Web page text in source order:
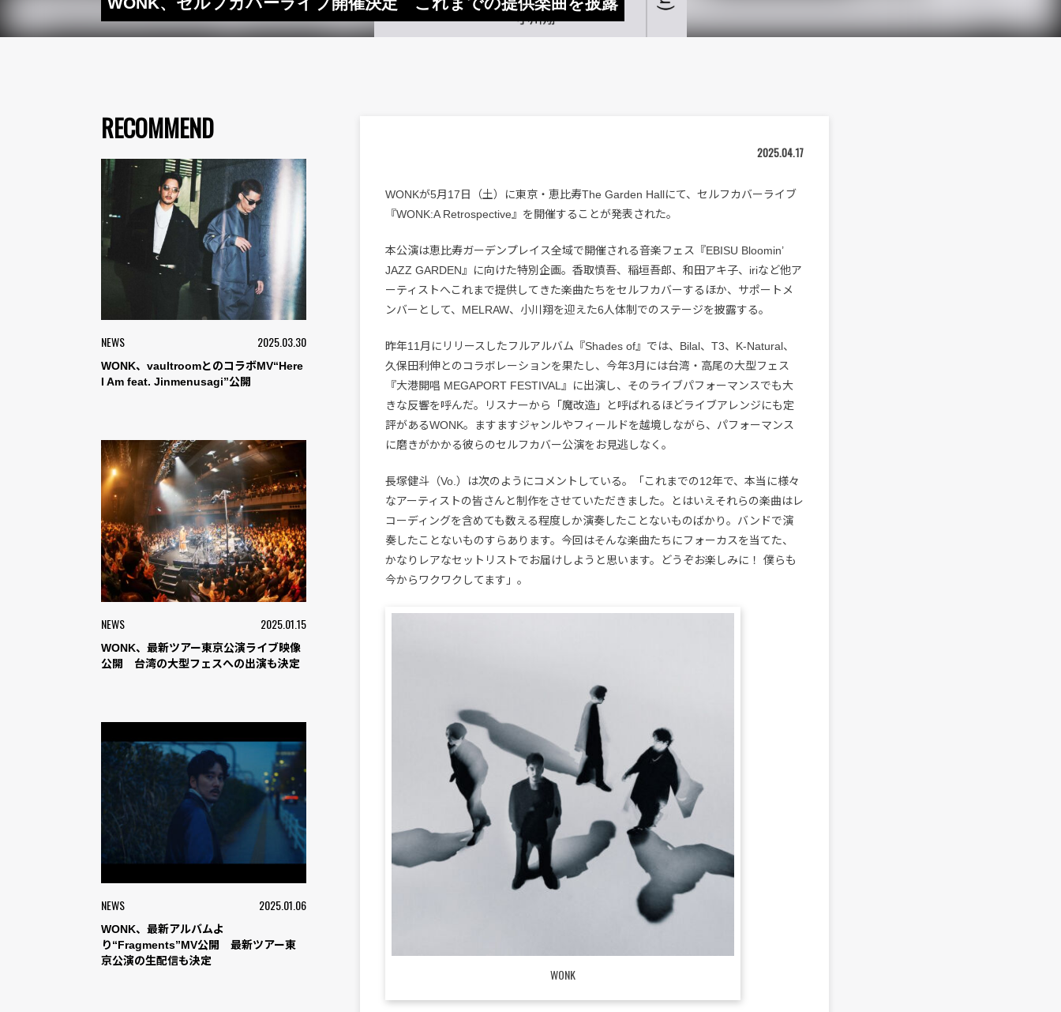
RECOMMEND
NEWS 2025.03.30
WONK、vaultroomとのコラボMV“Here
I Am feat. Jinmenusagi”公開
NEWS 2025.01.15
WONK、最新ツアー東京公演ライブ映像
公開 台湾の大型フェスへの出演も決定
NEWS 2025.01.06
WONK、最新アルバムよ
り“Fragments”MV公開 最新ツアー東
京公演の生配信も決定
2025.04.17
WONKが5月17日（土）に東京・恵比寿The Garden Hallにて、セルフカバーライブ
『WONK:A Retrospective』を開催することが発表された。
本公演は恵比寿ガーデンプレイス全域で開催される音楽フェス『EBISU Bloomin’
JAZZ GARDEN』に向けた特別企画。香取慎吾、稲垣吾郎、和田アキ子、iriなど他ア
ーティストへこれまで提供してきた楽曲たちをセルフカバーするほか、サポートメ
ンバーとして、MELRAW、小川翔を迎えた6人体制でのステージを披露する。
昨年11月にリリースしたフルアルバム『Shades of』では、Bilal、T3、K-Natural、
久保田利伸とのコラボレーションを果たし、今年3月には台湾・高尾の大型フェス
『大港開唱 MEGAPORT FESTIVAL』に出演し、そのライブパフォーマンスでも大
きな反響を呼んだ。リスナーから「魔改造」と呼ばれるほどライブアレンジにも定
評があるWONK。ますますジャンルやフィールドを越境しながら、パフォーマンス
に磨きがかかる彼らのセルフカバー公演をお見逃しなく。
長塚健斗（Vo.）は次のようにコメントしている。「これまでの12年で、本当に様々
なアーティストの皆さんと制作をさせていただきました。とはいえそれらの楽曲はレ
コーディングを含めても数える程度しか演奏したことないものばかり。バンドで演
奏したことないものすらあります。今回はそんな楽曲たちにフォーカスを当てた、
かなりレアなセットリストでお届けしようと思います。どうぞお楽しみに！ 僕らも
今からワクワクしてます」。
WONK